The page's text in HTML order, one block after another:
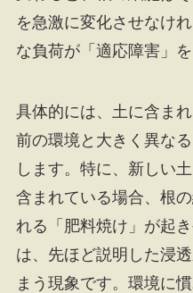
を急激に変化させなけ
な負荷が「適応障害」
具体的には、土に含ま
前の環境と大きく異な
します。特に、新しい
含まれている場合、根
れる「肥料焼け」が起
は、先ほど説明した浸
まう現象です。環境に